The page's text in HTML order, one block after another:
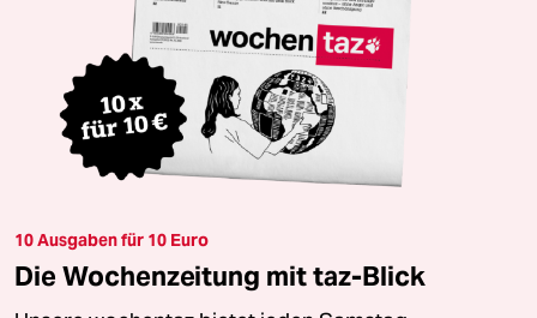
10 Ausgaben für 10 Euro
Die Wochenzeitung mit taz-Blick